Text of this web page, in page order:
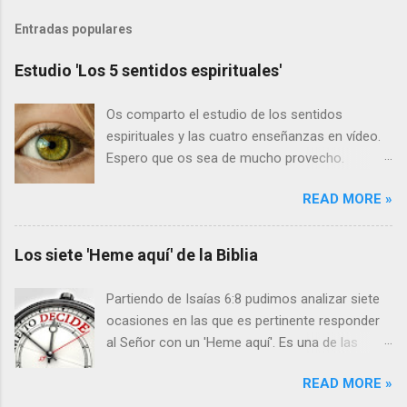
Entradas populares
Estudio 'Los 5 sentidos espirituales'
Os comparto el estudio de los sentidos
espirituales y las cuatro enseñanzas en vídeo.
Espero que os sea de mucho provecho.
LOS CINCO SENTIDOS Hebreos 5:11-14 11
Acerca de esto tenemos mucho que decir, y
difícil de explicar, por cuanto os habéis hecho
tardos para oír. 12 Porque debiendo ser ya
necesidad de que se os vuelva a enseñar
cuáles son los primeros rudimentos de las
palabras de Dios; y habéis llegado a ser tales
que tenéis necesidad de leche, y no de alimento
READ MORE »
Los siete 'Heme aquí' de la Biblia
Partiendo de Isaías 6:8 pudimos analizar siete
ocasiones en las que es pertinente responder
al Señor con un 'Heme aquí'. Es una de las
podemos dar cuando se nos requiera. Isaías
READ MORE »